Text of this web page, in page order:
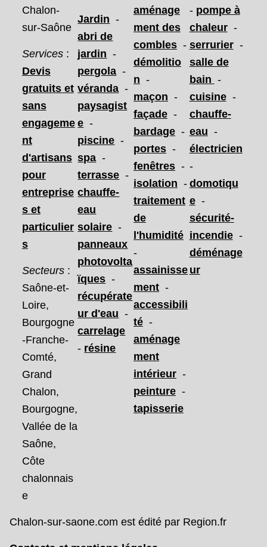
Chalon-
sur-Saône
Services:
Devis
gratuits et
sans
engageme
nt
d'artisans
pour
entreprise
s et
particulier
s
Secteurs :
Saône-et-
Loire,
Bourgogne
-Franche-
Comté,
Grand
Chalon,
Bourgogne,
Vallée de la
Saône,
Côte
chalonnais
e
Jardin -
abri de
jardin -
pergola -
véranda -
paysagist
e -
piscine -
spa -
terrasse -
chauffe-
eau
solaire -
panneaux
photovolta
ïques -
récupérate
ur d'eau -
carrelage
- résine
aménage
ment des
combles -
démolitio
n -
maçon -
façade -
bardage -
portes -
fenêtres -
isolation -
traitement
de
l'humidité
-
assainisse
ment -
accessibili
té -
aménage
ment
intérieur -
peinture -
tapisserie
- pompe à
chaleur -
serrurier -
salle de
bain -
cuisine -
chauffe-
eau -
électricien
-
domotiqu
e -
sécurité-
incendie -
déménage
ur
Chalon-sur-saone.com est édité par Region.fr